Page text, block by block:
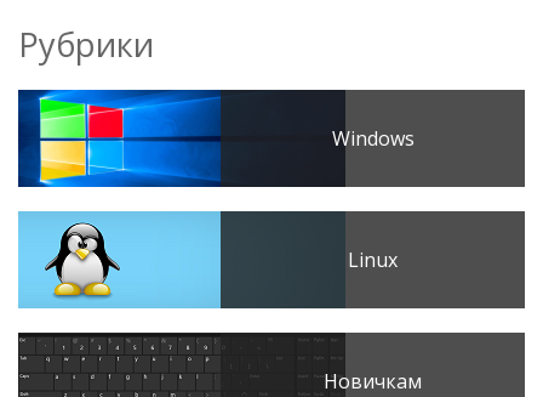
Рубрики
Windows
Linux
Новичкам